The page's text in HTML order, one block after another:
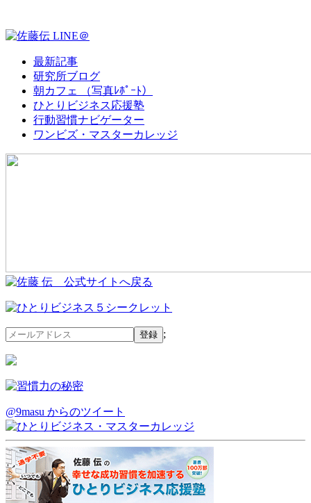
最新記事
研究所ブログ
朝カフェ （写真ﾚﾎﾟｰﾄ）
ひとりビジネス応援塾
行動習慣ナビゲーター
ワンビズ・マスターカレッジ
;
@9masu からのツイート